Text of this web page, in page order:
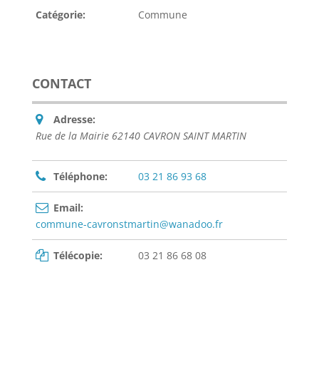
Catégorie: Commune
CONTACT
Adresse:
Rue de la Mairie 62140 CAVRON SAINT MARTIN
Téléphone: 03 21 86 93 68
Email:
commune-cavronstmartin@wanadoo.fr
Télécopie: 03 21 86 68 08